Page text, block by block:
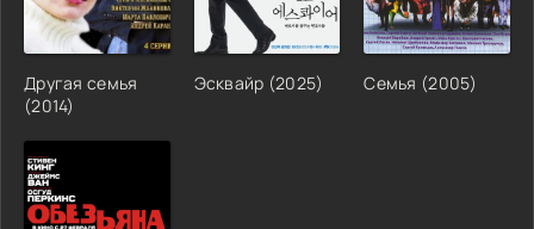
Другая семья
(2014)
Эсквайр (2025) Семья (2005)